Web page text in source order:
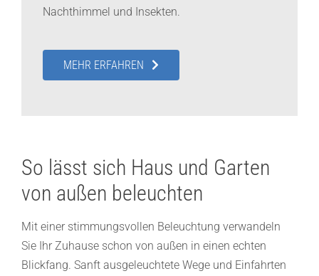
Nachthimmel und Insekten.
MEHR ERFAHREN
So lässt sich Haus und Garten
von außen beleuchten
Mit einer stimmungsvollen Beleuchtung verwandeln
Sie Ihr Zuhause schon von außen in einen echten
Blickfang. Sanft ausgeleuchtete Wege und Einfahrten